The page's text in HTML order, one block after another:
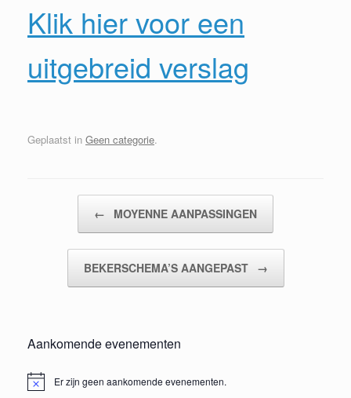
Klik hier voor een
uitgebreid verslag
Geplaatst in Geen categorie.
← MOYENNE AANPASSINGEN
BEKERSCHEMA’S AANGEPAST →
Aankomende evenementen
BerichtEr zijn geen aankomende evenementen.